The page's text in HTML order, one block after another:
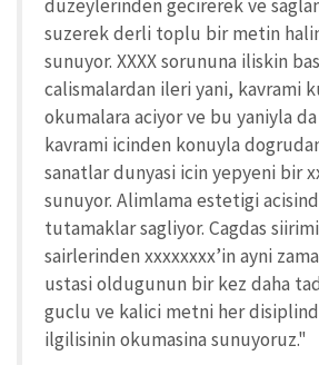
duzeylerinden gecirerek ve
suzerek derli toplu bir metin
sunuyor. XXXX sorununa iliskin
calismalardan ileri yani, kavrami
okumalara aciyor ve bu yaniyla
kavrami icinden konuyla
sanatlar dunyasi icin yepyeni bir
sunuyor. Alimlama estetigi
tutamaklar sagliyor. Cagdas
sairlerinden xxxxxxxx’in ayni
ustasi oldugunun bir kez daha
guclu ve kalici metni her
ilgilisinin okumasina sunuyoruz."